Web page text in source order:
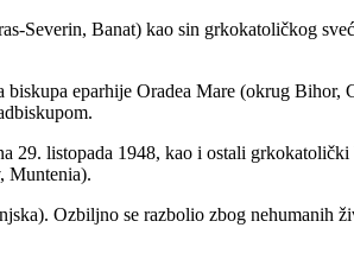
Severin, Banat) kao sin grkokatoličkog
eparhije Oradea Mare (okrug Bihor,
listopada 1948, kao i ostali
Muntenia).
Ozbiljno se razbolio zbog nehumanih